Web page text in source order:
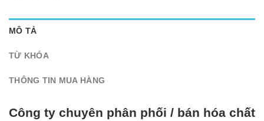
MÔ TẢ
TỪ KHÓA
THÔNG TIN MUA HÀNG
Công ty chuyên phân phối / bán hóa chất